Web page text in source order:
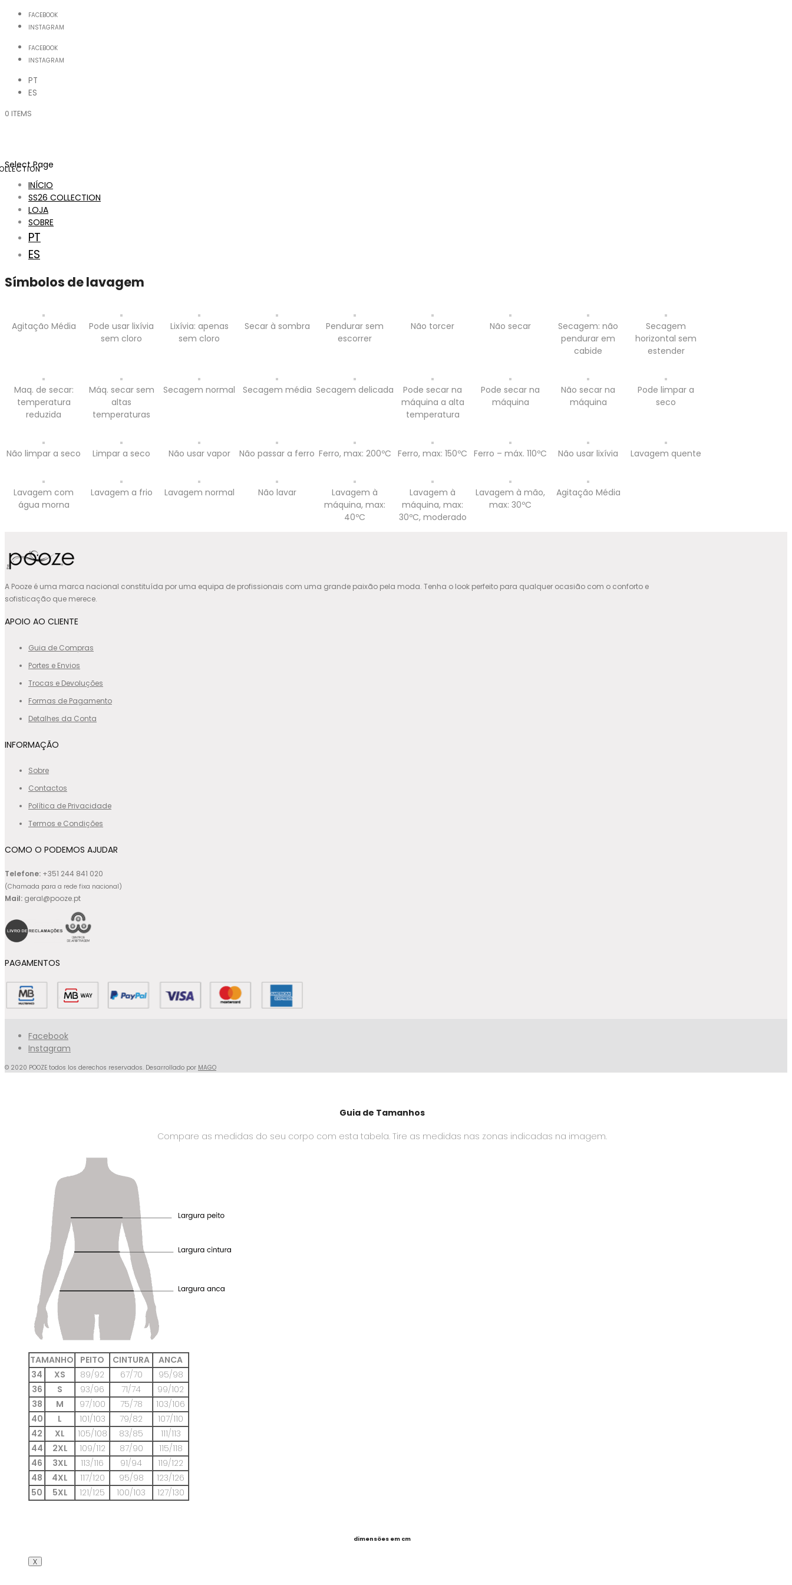
FACEBOOK
INSTAGRAM
FACEBOOK
INSTAGRAM
PT
ES
0 ITEMS
Select Page
INÍCIO
SS26 COLLECTION
LOJA
SOBRE
PT
ES
Símbolos de lavagem
Agitação Média
Pode usar lixívia
sem cloro
Lixívia: apenas
sem cloro
Secar à sombra
Pendurar sem
escorrer
Não torcer Não secar
Secagem: não
pendurar em
cabide
Secagem
horizontal sem
estender
Maq. de secar:
temperatura
reduzida
Máq. secar sem
altas
temperaturas
Secagem normal Secagem média Secagem delicada
Pode secar na
máquina a alta
temperatura
Pode secar na
máquina
Não secar na
máquina
Pode limpar a
seco
Não limpar a seco Limpar a seco Não usar vapor Não passar a ferro Ferro, max: 200ºC Ferro, max: 150ºC Ferro – máx. 110ºC Não usar lixívia Lavagem quente
Lavagem com
água morna
Lavagem a frio Lavagem normal Não lavar
Lavagem à
máquina, max:
40ºC
Lavagem à
máquina, max:
30ºC, moderado
Lavagem à mão,
max: 30ºC
Agitação Média
A Pooze é uma marca nacional constituída por uma equipa de profissionais com uma grande paixão pela moda. Tenha o look perfeito para qualquer ocasião com o conforto e
sofisticação que merece.
APOIO AO CLIENTE
Guia de Compras
Portes e Envios
Trocas e Devoluções
Formas de Pagamento
Detalhes da Conta
INFORMAÇÃO
Sobre
Contactos
Política de Privacidade
Termos e Condições
COMO O PODEMOS AJUDAR
Telefone: +351 244 841 020
(Chamada para a rede fixa nacional)
Mail: geral@pooze.pt
PAGAMENTOS
Facebook
Instagram
© 2020 POOZE todos los derechos reservados. Desarrollado por MAGO
Guia de Tamanhos
Compare as medidas do seu corpo com esta tabela. Tire as medidas nas zonas indicadas na imagem.
TAMANHO PEITO CINTURA
ANCA
34
XS 89/92 67/70
95/98
36
S 93/96 71/74
99/102
38
M 97/100 75/78
103/106
40
L 101/103 79/82
107/110
42
XL 105/108 83/85
111/113
44
2XL 109/112 87/90
115/118
46
3XL 113/116 91/94
119/122
48
4XL 117/120 95/98
123/126
50
5XL 121/125 100/103 127/130
dimensões em cm
x